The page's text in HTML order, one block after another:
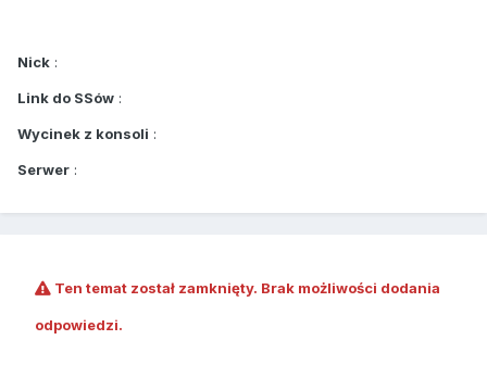
Nick :
Link do SSów :
Wycinek z konsoli :
Serwer :
Ten temat został zamknięty. Brak możliwości dodania
odpowiedzi.